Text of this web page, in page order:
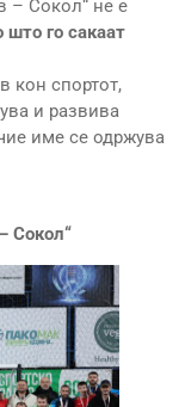
– Сокол“ не е
што го сакаат
кон спортот,
и развива
име се одржува
Сокол“